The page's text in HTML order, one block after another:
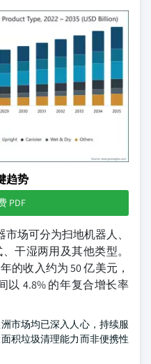
趋势
PDF
场可分为扫地机器人、
干湿两用及其他类型。
的收入约为 50 亿美元，
以 4.8% 的年复合增长率
市场均已深入人心，持续服
积垃圾清理能力而非便携性